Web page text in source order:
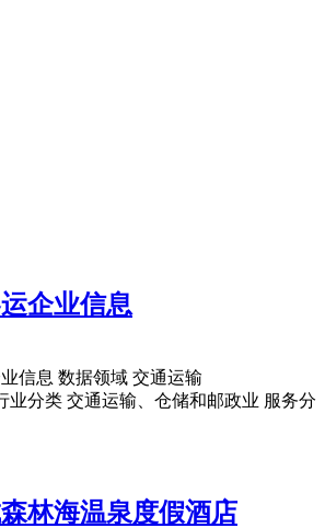
企业信息
信息 数据领域 交通运输
业分类 交通运输、仓储和邮政业 服务分
森林海温泉度假酒店